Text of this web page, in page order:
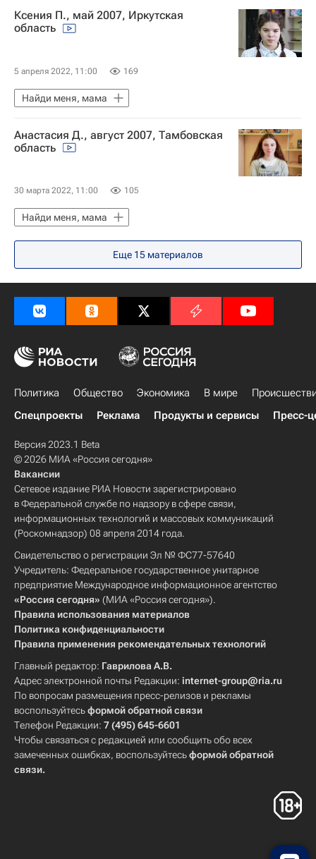
Ксения П., май 2007, Иркутская
область
5 апреля 2022, 11:00 169
Найди меня, мама
Анастасия Д., август 2007, Тамбовская
область
30 марта 2022, 11:00 105
Найди меня, мама
Еще 15 материалов
Политика Общество Экономика В мире
Спецпроекты
Реклама Продукты и сервисы Пресс-
Версия 2023.1 Beta
© 2026 МИА «Россия сегодня»
Вакансии
Сетевое издание РИА Новости зарегистрировано
в Федеральной службе по надзору в сфере связи,
информационных технологий и массовых коммуникаций
(Роскомнадзор) 08 апреля 2014 года.
Свидетельство о регистрации Эл № ФС77-57640
Учредитель: Федеральное государственное унитарное
предприятие Международное информационное агентство
«Россия сегодня» (МИА «Россия сегодня»).
Правила использования материалов
Политика конфиденциальности
Правила применения рекомендательных технологий
Главный редактор: Гаврилова А.В.
Адрес электронной почты Редакции: internet-group@ria.ru
По вопросам размещения пресс-релизов и рекламы
воспользуйтесьформой обратной связи
Телефон Редакции: 7 (495) 645-6601
Чтобы связаться с редакцией или сообщить обо всех
замеченных ошибках, воспользуйтесьформой обратной
связи.